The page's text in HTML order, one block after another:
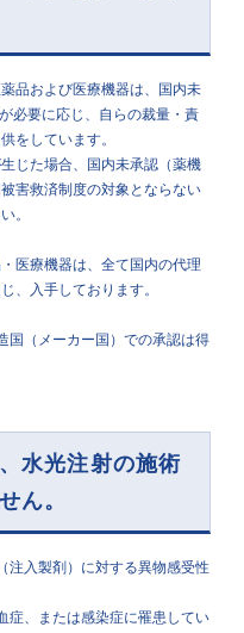
品および医療機器は、国内未
必要に応じ、自らの裁量・責
をしています。
じた場合、国内未承認（薬機
害救済制度の対象とならない
。
医療機器は、全て国内の代理
、入手しております。
（メーカー国）での承認は得
水光注射の施術
ん。
注入製剤）に対する異物感受性
症、または感染症に罹患してい